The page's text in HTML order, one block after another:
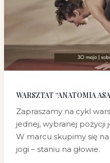
WARSZTAT “ANATOMIA
Zapraszamy na cykl
jednej, wybranej pozycji
W marcu skupimy się
jogi – staniu na głowie.